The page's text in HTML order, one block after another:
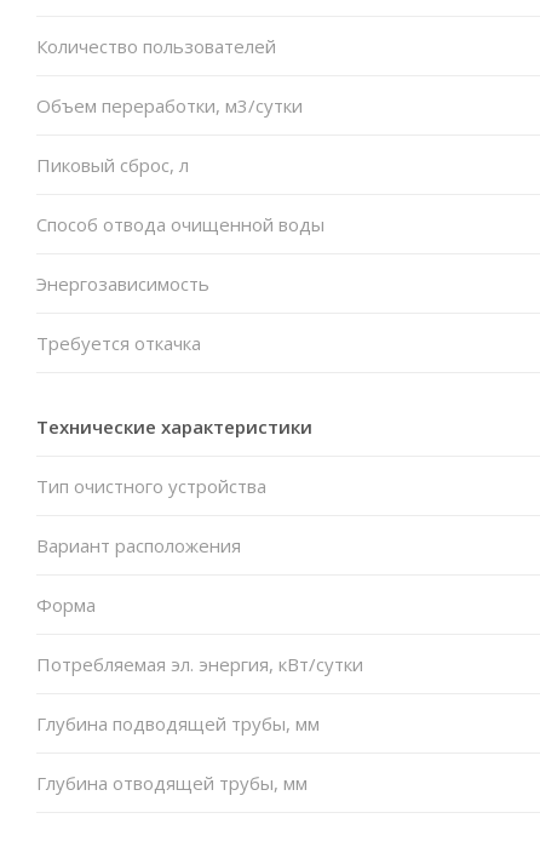
Количество пользователей
Объем переработки, м3/сутки
Пиковый сброс, л
Способ отвода очищенной воды
Энергозависимость
Требуется откачка
Технические характеристики
Тип очистного устройства
Вариант расположения
Форма
Потребляемая эл. энергия, кВт/сутки
Глубина подводящей трубы, мм
Глубина отводящей трубы, мм